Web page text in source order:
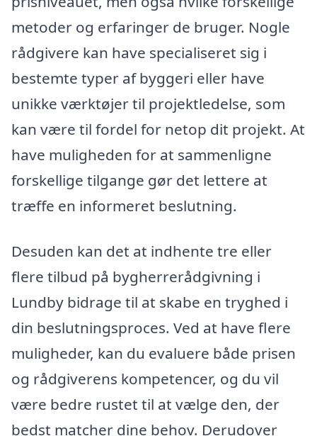
metoder og erfaringer de bruger. Nogle
rådgivere kan have specialiseret sig i
bestemte typer af byggeri eller have
unikke værktøjer til projektledelse, som
kan være til fordel for netop dit projekt. At
have muligheden for at sammenligne
forskellige tilgange gør det lettere at
træffe en informeret beslutning.
Desuden kan det at indhente tre eller
flere tilbud på bygherrerådgivning i
Lundby bidrage til at skabe en tryghed i
din beslutningsproces. Ved at have flere
muligheder, kan du evaluere både prisen
og rådgiverens kompetencer, og du vil
være bedre rustet til at vælge den, der
bedst matcher dine behov. Derudover